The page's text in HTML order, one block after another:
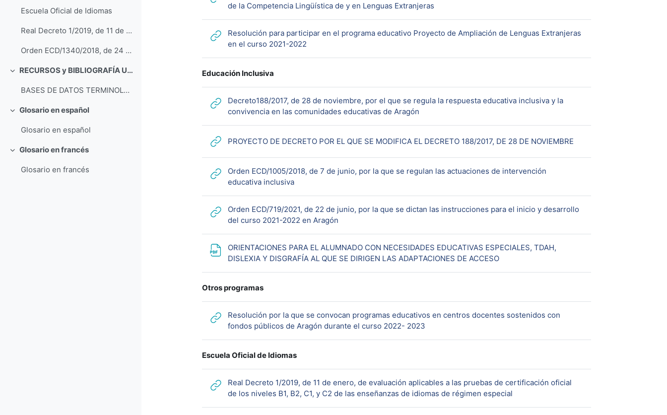
Escuela Oficial de Idiomas
Real Decreto 1/2019, de 11 de enero, de evaluación aplicables a las pruebas de certificación oficial de los niveles B1, B2, C1, y C2 de las enseñanzas de idiomas de régimen especial
Orden ECD/1340/2018, de 24 de julio, por la que se establece la organización y el currículo de los niveles Básico, Intermedio y Avanzado de las enseñanzas de idiomas de régimen especial de la Ley Orgánica 2/2006, de 3 de mayo, en Aragón
Colapsar RECURSOS y BIBLIOGRAFÍA UTILIZADA
BASES DE DATOS TERMINOLÓGICAS Glosar...
Colapsar
Glosario en español
Glosario en español
Colapsar
Glosario en francés
Glosario en francés
de la Competencia Lingüística de y en Lenguas ExtranjerasURL
Resolución para participar en el programa educativo Proyecto de Ampliación de Lenguas Extranjeras
en el curso 2021-2022URL
Educación Inclusiva
Decreto188/2017, de 28 de noviembre, por el que se regula la respuesta educativa inclusiva y la
convivencia en las comunidades educativas de AragónURL
PROYECTO DE DECRETO POR EL QUE SE MODIFICA EL DECRETO 188/2017, DE 28 DE NOVIEMBREURL
Orden ECD/1005/2018, de 7 de junio, por la que se regulan las actuaciones de intervención
educativa inclusivaURL
Orden ECD/719/2021, de 22 de junio, por la que se dictan las instrucciones para el inicio y desarrollo
del curso 2021-2022 en AragónURL
ORIENTACIONES PARA EL ALUMNADO CON NECESIDADES EDUCATIVAS ESPECIALES, TDAH,
DISLEXIA Y DISGRAFÍA AL QUE SE DIRIGEN LAS ADAPTACIONES DE ACCESOURL
Otros programas
Resolución por la que se convocan programas educativos en centros docentes sostenidos con
fondos públicos de Aragón durante el curso 2022- 2023URL
Escuela Oficial de Idiomas
Real Decreto 1/2019, de 11 de enero, de evaluación aplicables a las pruebas de certificación oficial
de los niveles B1, B2, C1, y C2 de las enseñanzas de idiomas de régimen especialURL